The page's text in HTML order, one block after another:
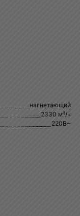
нагнетающий
2330 м³/ч
220В~